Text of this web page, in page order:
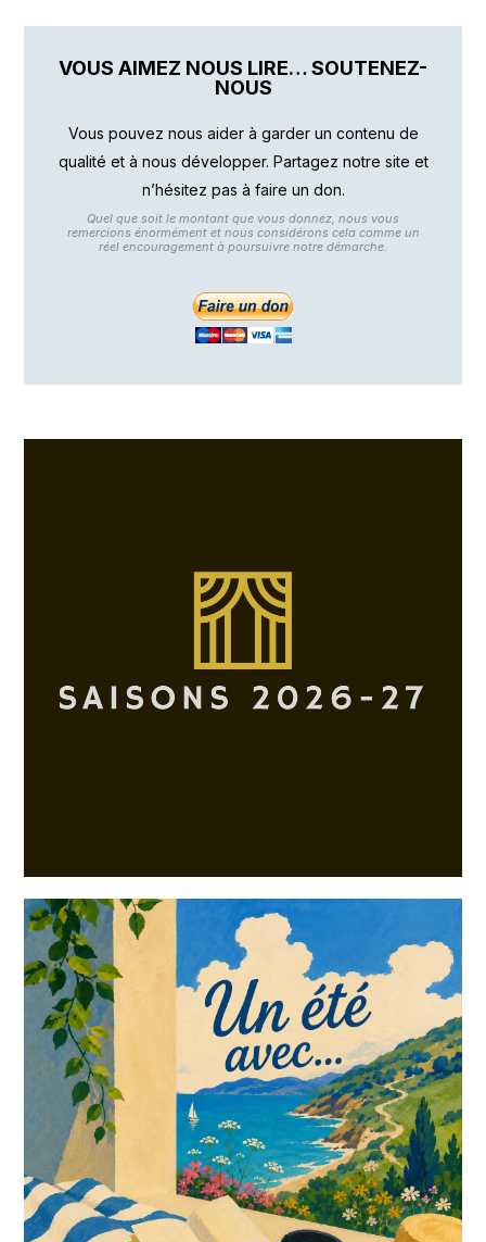
VOUS AIMEZ NOUS LIRE… SOUTENEZ-
NOUS
Vous pouvez nous aider à garder un contenu de
qualité et à nous développer. Partagez notre site et
n’hésitez pas à faire un don.
Quel que soit le montant que vous donnez, nous vous
remercions énormément et nous considérons cela comme un
réel encouragement à poursuivre notre démarche.